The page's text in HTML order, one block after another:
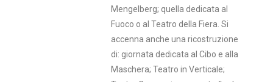
Mengelberg; quella dedicata al
Fuoco o al Teatro della Fiera. Si
accenna anche una ricostruzione
di: giornata dedicata al Cibo e alla
Maschera; Teatro in Verticale;